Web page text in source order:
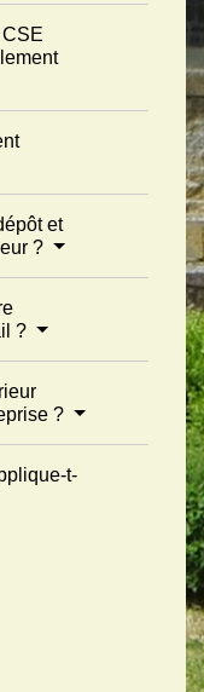
et
?
?
?
t-